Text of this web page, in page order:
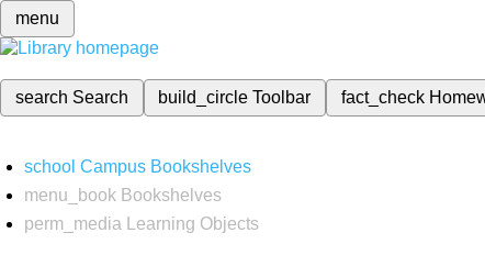
menu
search Search build_circleToolbar fact_check
school Campus Bookshelves
menu_book Bookshelves
perm_media
Learning Objects